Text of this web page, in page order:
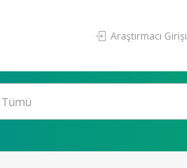
Araştırmacı Girişi